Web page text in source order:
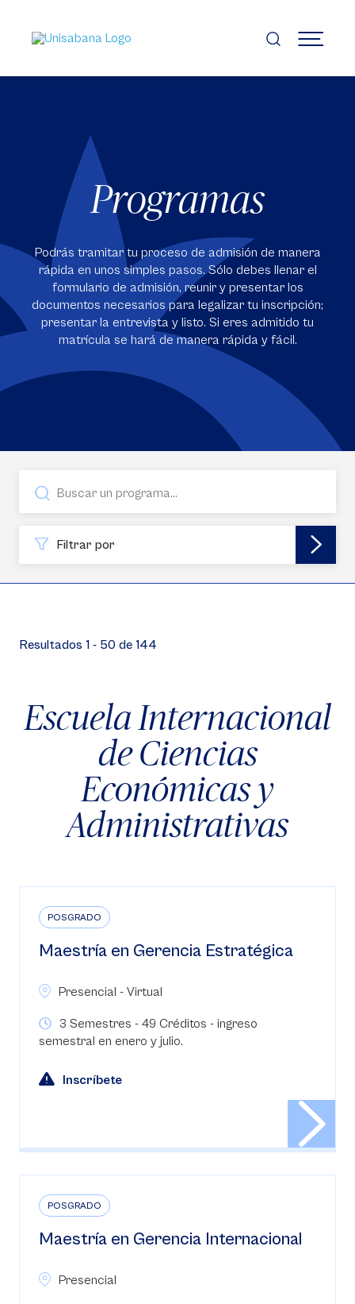
contenido
principal
MENÚ
Programas
Podrás tramitar tu proceso de admisión de manera
rápida en unos simples pasos. Sólo debes llenar el
formulario de admisión, reunir y presentar los
documentos necesarios para legalizar tu inscripción;
presentar la entrevista y listo. Si eres admitido tu
matrícula se hará de manera rápida y fácil.
Filtrar por
Resultados 1 - 50 de 144
Escuela Internacional
de Ciencias
Económicas y
Administrativas
POSGRADO
Maestría en Gerencia Estratégica
Presencial - Virtual
3 Semestres - 49 Créditos - ingreso
semestral en enero y julio.
Inscríbete
POSGRADO
Maestría en Gerencia Internacional
Presencial